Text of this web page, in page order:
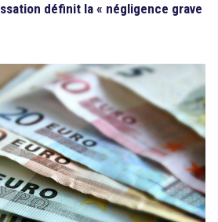
définit la « négligence grave